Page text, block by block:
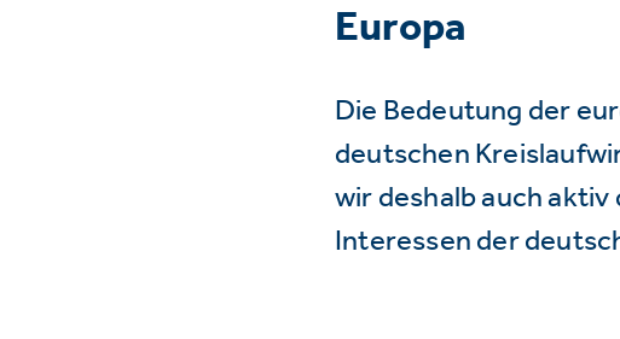
Europa
Die Bedeutung der
deutschen
wir deshalb auch
Interessen der